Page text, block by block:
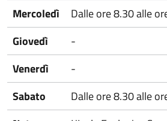
Mercoledì
Dalle ore 8.30 alle
Giovedì
-
Venerdì
-
Sabato
Dalle ore 8.30 alle